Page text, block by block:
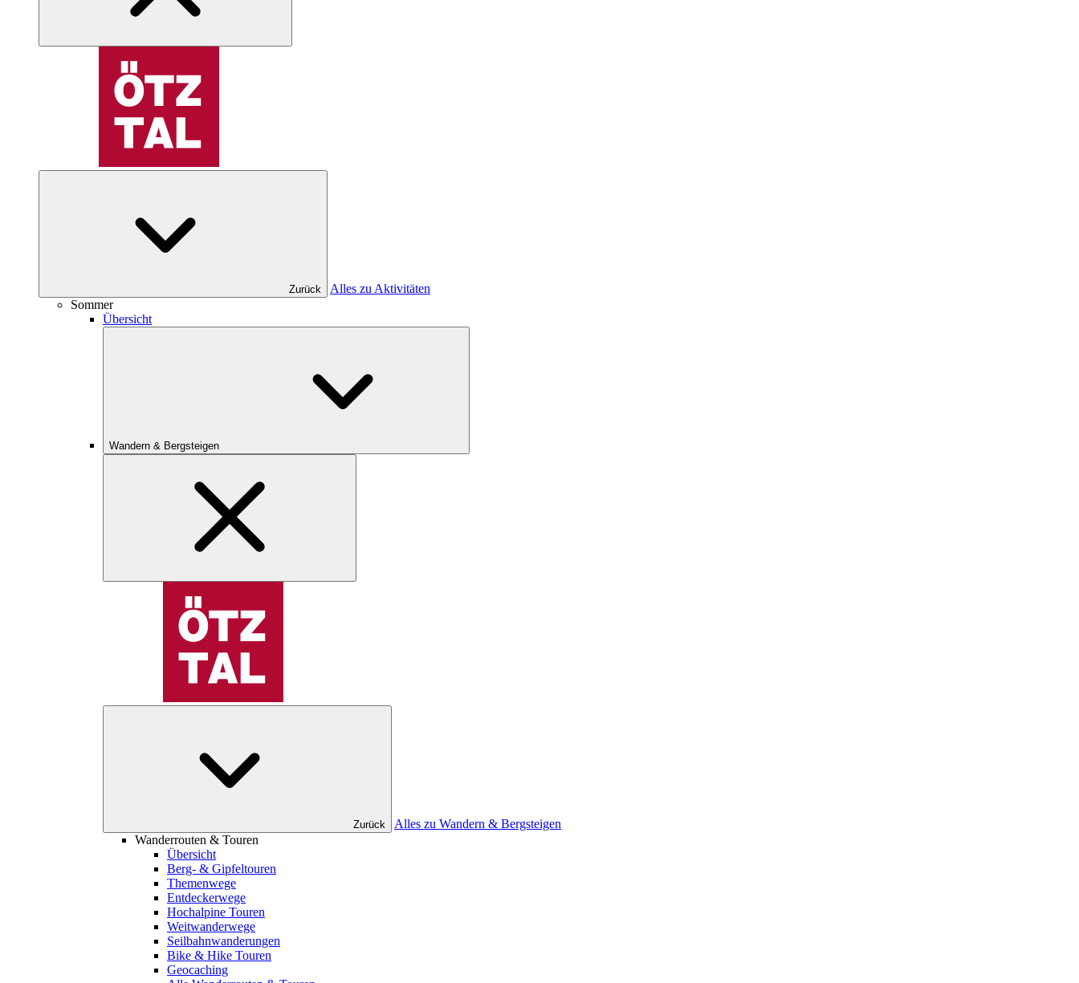
Zurück
Alles zu Aktivitäten
Sommer
Übersicht
Wandern & Bergsteigen
Zurück
Alles zu Wandern & Bergsteigen
Wanderrouten & Touren
Übersicht
Berg- & Gipfeltouren
Themenwege
Entdeckerwege
Hochalpine Touren
Weitwanderwege
Seilbahnwanderungen
Bike & Hike Touren
Geocaching